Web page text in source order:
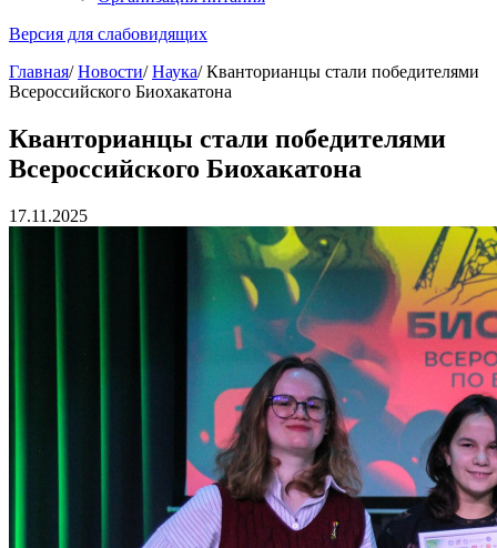
Версия для слабовидящих
Главная/ Новости/ Наука/ Кванторианцы стали победителями
Всероссийского Биохакатона
Кванторианцы стали победителями
Всероссийского Биохакатона
17.11.2025